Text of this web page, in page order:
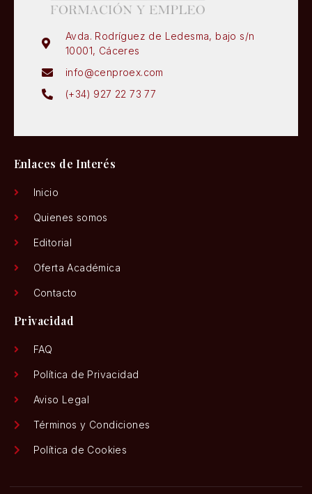
Avda. Rodríguez de Ledesma, bajo s/n
10001, Cáceres
info@cenproex.com
(+34) 927 22 73 77
Enlaces de Interés
Inicio
Quienes somos
Editorial
Oferta Académica
Contacto
Privacidad
FAQ
Política de Privacidad
Aviso Legal
Términos y Condiciones
Política de Cookies